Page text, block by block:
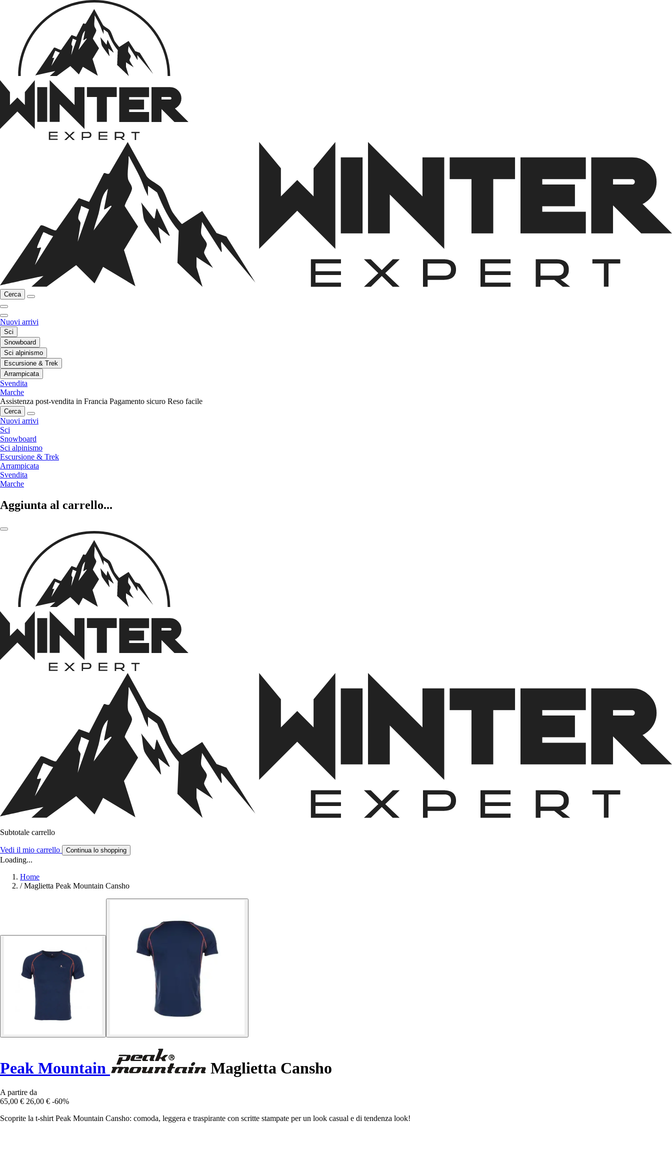
Cerca
Nuovi arrivi
Sci
Snowboard
Sci alpinismo
Escursione & Trek
Arrampicata
Svendita
Marche
Assistenza post-vendita in Francia Pagamento sicuro Reso facile
Cerca
Nuovi arrivi
Sci
Snowboard
Sci alpinismo
Escursione & Trek
Arrampicata
Svendita
Marche
Aggiunta al carrello...
Subtotale carrello
Vedi il mio carrello Continua lo shopping
Loading...
Home
/ Maglietta Peak Mountain Cansho
Peak Mountain Maglietta Cansho
A partire da
65,00 € 26,00 € -60%
Scoprite la t-shirt Peak Mountain Cansho: comoda, leggera e traspirante con scritte stampate per un look casual e di tendenza look!